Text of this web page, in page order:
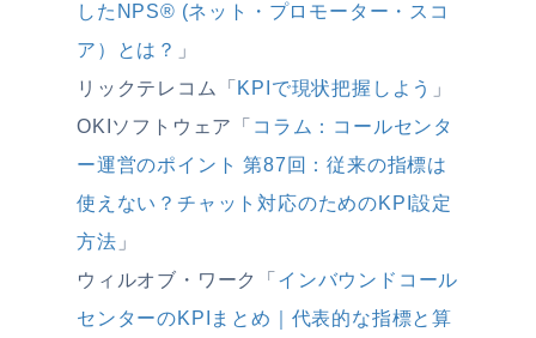
したNPS®︎ (ネット・プロモーター・スコ
ア）とは？
」
リックテレコム「 KPIで現状把握しよう
」
OKIソフトウェア「 コラム：コールセンタ
ー運営のポイント 第87回：従来の指標は
使えない？チャット対応のためのKPI設定
方法 」
ウィルオブ・ワーク「 インバウンドコール
センターのKPIまとめ｜代表的な指標と算